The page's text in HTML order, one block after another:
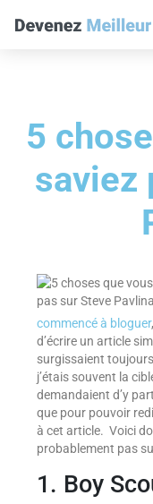
5
saviez
commencé à bloguer
d’écrire un article
surgissaient
j’étais souvent la
demandaient d’y
que pour pouvoir
à cet article. Voici
probablement pas
1. Boy